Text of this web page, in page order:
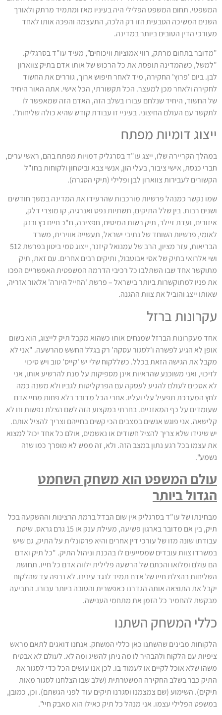
המשפטי. תחום המשפט הפלילי היה בעיניו מאז ומתמיד מרתק ולאורך
השנים המשיכה הטבעית הזו רק הלכה, התעצמה והפכה אותו לאחד
מעורכי הדין הטובים ביותר במדינה.
"מדובר בתחום מרתק, רווי אמוציות וויכוחים", מעיד עו"ד בסרגליק.
"למשל, כשהמדינה תופסת את כל הרכוש של אותו אדם בתיק צווארון
לבן. ביום 'פרוץ' החקירה, מיד לאחר חיפוש ארוך, גוררים את החשוד
לחקירה ולאחר מכן למעצר. הכל תקשורתי, הכל אישי. אתה האור היחיד
של החשוד, היחיד שנלחם עבורו בשלב הזה, האדם הזה שמאפשר לו
לתקשר עם העולם החיצוני. בעיניי זו עבודת קודש שהיא כולה שליחות".
ייצוג דומיות מפתח
במהלך הקריירה שלו, ייצג עו"ד בסרגליק דמויות מפתח בהם, ראשי ערים,
חברי כנסת, אישי ציבור, בעלי הון, אנשי צבא וביטחון ולקוחות בחו"ל
הקשורים לעבירות צווארון לבן ופלילי (תיקי הסגרה).
שמו נקשר כמנהל פרשיות מורכבות שהרעידו את המדינה במשך חודשים
ושנים רבות. בין שלל התיקים, תשתיות נפט ואנרגיה, קו מוצרי דלק,
איזורים, ועדת זיילר, תיק רשות המיסים, חפציבה, ח"כ חיים כץ ובנק
לאומי, פרשיות השוחד של נתיבי ישראל, תעשייה אווירית, משרד
הבריאות, עזר מציון, הרב של עמנואל קיזנר, ייצוג סמי ביטון בפרשת 512
ושי אלרואי בתיק של אסי אבוטבול, ותיקים רבים אחרים. עם זאת, תיק
מתוקשר אחד שבו השתלבו כל רכיבי הדרמה המשפטית האפשריים הפכו
את פניו למתוקשרות ביותר בישראל – פרשת 'החייל היורה' אלאור אזריה,
שאותו ייצג והוביל את צוות ההגנה.
עקרונות ברזל
אחד מעקרונות הברזל שמנחים אותו כשהוא מקבל תיק לייצוג, הוא בשום
אופן לא הגיע לפשרה ו'לסגור עסקה' רק בגלל החשש מהרשעה. "אני לא
מקבל את הגישה הזאת בכלל. כשללקוח שלי יש 'קייס' טוב ויש סיכוי
לזיכוי, ואני משוכנע שהראיות אינן מספיקות על מנת להרשיע אותו, אני
לא אסכים לעולם להגיע לעסקה עם הפרקליטות לגביו ולא משנה כמה
לחץ המערכת תפעיל עלי ועליו. אחרי הכל מדובר בלא פחות מחיי אדם
שעומדים על כף המאזניים. בחרתי במקצוע הזה לשם הצלת נפשות וזו לא
קלישאה. אני פוגש אנשים במצבים הכי קשים בחייהם וצריך להציל אותם.
יש שיגידו שלא צריך להציל חשודים או נאשמים, אולם כל אחד יכול למצוא
את עצמו בכל רגע נתון במצב הזה. ולא, זה ממש לא מופרך כמו שזה
נשמע".
עולם המשפט הוא משחק השחמט
הגדול ביותר
מבחינתו של עו"ד בסרגליק אין שום הבדל ברמת הרצינות וההשקעה בכל
תיק, בין אם מדובר בארגון פשיעה, מעילת ענק או 15 גרם גראס. שיטת
עבודתו שונה מזו של עורכי דין אחרים והיא פרסונלית על התיק, גם שיש
במשרדו צוות עובדים שמסייעים לו בהכנת וניהול התיק. "כל תיק ואדם
הם עולם ומלואו והכתם של הרשעה פלילית ילווה אדם כל חייו. תחושת
השליחות בהצלת חייו של אדם תמיד לנגד עינינו. לא נרפה עד שהלקוח
יקבל את התוצאה אותה הגדרנו כאפשרית והטובה ביותר עבורו. התביעה
מבקשת להחמיר כל הזמן את מתחמי הענישה.
כללי המשחק השתנו
הלקוחות מבינים שהשתנו כאן כללי המשחק. אנחנו דואגים לתאם מראש
ציפיות עם הלקוח ולהבהיר לו מה ניתן להשיג ומה לא. לעולם לא אבטיח
משהו שלא אוכל לקיים או לעמוד בו. לכן אנו עושים הכל כדי לסגור את
התיק כבר בשלב החקירה המשטרתית (שלב שבו הצלחנו לסגור מאות
תיקים). השימוע (שם צמצמנו וסגרנו תיקים עוד לפני הגשתם). וכן, כמובן,
במשפט הפלילי עצמו. אני מנהל כל תיק כאילו הוא מאבק חיי".